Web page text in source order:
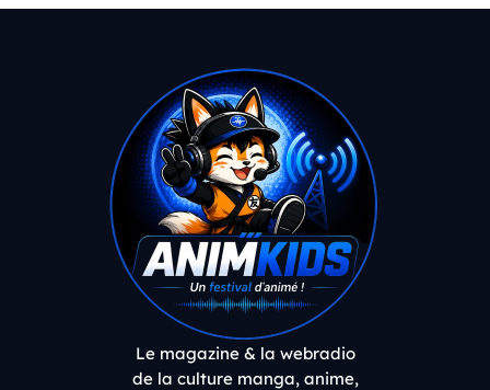
Le magazine & la webradio
de la culture manga, anime,